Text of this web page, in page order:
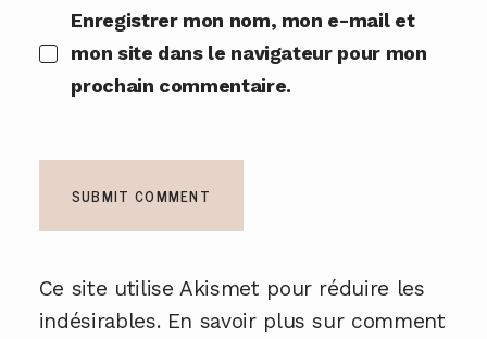
Enregistrer mon nom, mon e-mail et
mon site dans le navigateur pour mon
prochain commentaire.
Ce site utilise Akismet pour réduire les
indésirables. En savoir plus sur comment